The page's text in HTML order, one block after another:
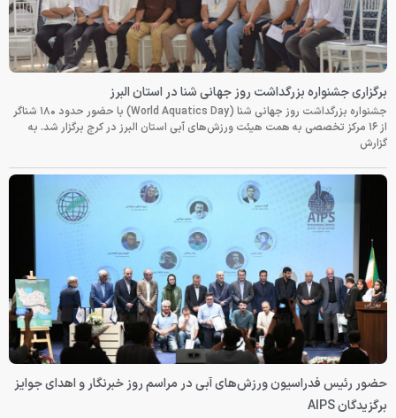
برگزاری جشنواره بزرگداشت روز جهانی شنا در استان البرز
جشنواره بزرگداشت روز جهانی شنا (World Aquatics Day) با حضور حدود ۱۸۰ شناگر
از ۱۶ مرکز تخصصی به همت هیئت ورزش‌های آبی استان البرز در کرج برگزار شد. به
گزارش
حضور رئیس فدراسیون ورزش‌های آبی در مراسم روز خبرنگار و اهدای جوایز
برگزیدگان AIPS